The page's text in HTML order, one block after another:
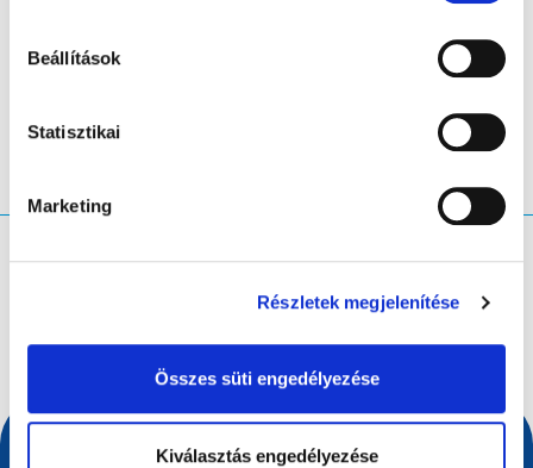
Beállítások
Statisztikai
Marketing
Részletek megjelenítése
Összes süti engedélyezése
Kiválasztás engedélyezése
megosztás
Mit keres?